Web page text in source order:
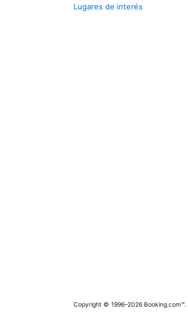
Lugares de interés
Copyright © 1996–2026 Booking.com™.